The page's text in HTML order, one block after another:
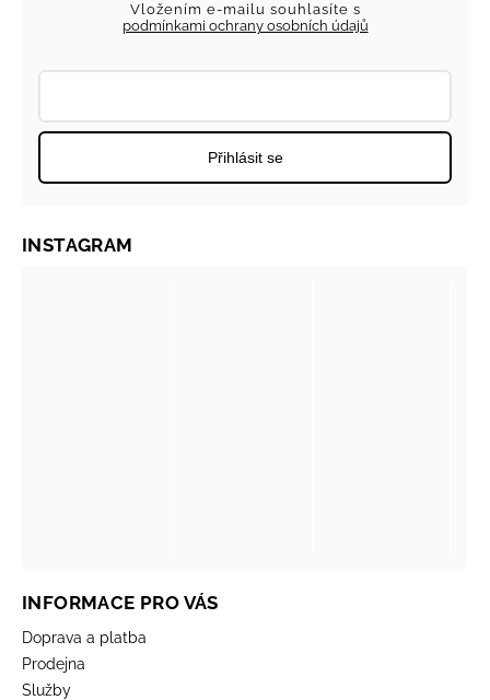
Vložením e-mailu souhlasíte s
podmínkami ochrany osobních údajů
Přihlásit se
INFORMACE PRO VÁS
Doprava a platba
Prodejna
Služby
INSTAGRAM